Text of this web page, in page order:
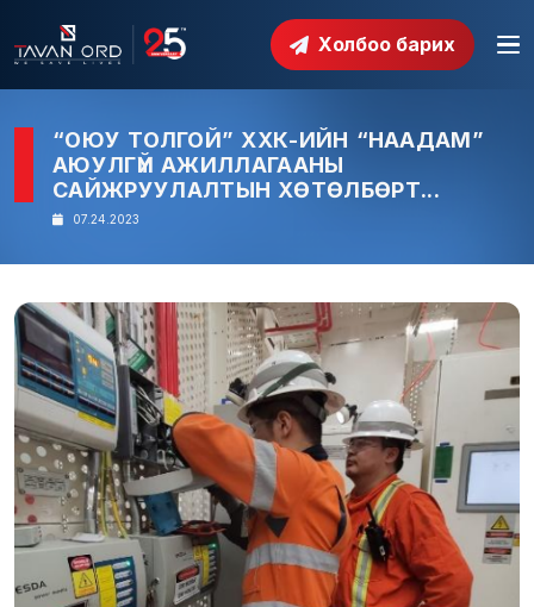
Холбоо барих
“ОЮУ ТОЛГОЙ” ХХК-ИЙН “НААДАМ”
АЮУЛГҮЙ АЖИЛЛАГААНЫ
САЙЖРУУЛАЛТЫН ХӨТӨЛБӨРТ...
07.24.2023